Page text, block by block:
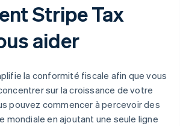
Stripe Tax
aider
la conformité fiscale afin que vous
sur la croissance de votre
pouvez commencer à percevoir des
mondiale en ajoutant une seule ligne